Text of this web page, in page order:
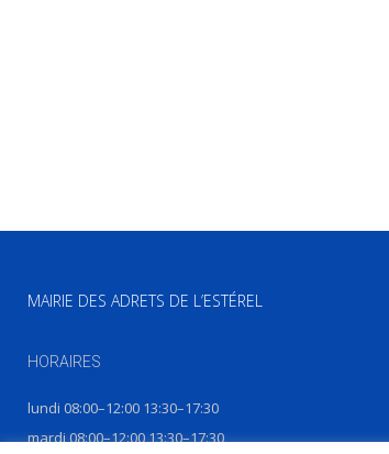
MAIRIE DES ADRETS DE L’ESTÉREL
HORAIRES
lundi 08:00–12:00 13:30–17:30
mardi 08:00–12:00 13:30–17:30